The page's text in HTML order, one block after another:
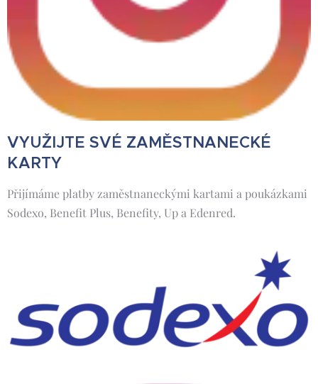
VYUŽIJTE SVÉ ZAMĚSTNANECKÉ
KARTY
Přijímáme platby zaměstnaneckými kartami a poukázkami
Sodexo, Benefit Plus, Benefity, Up a Edenred.